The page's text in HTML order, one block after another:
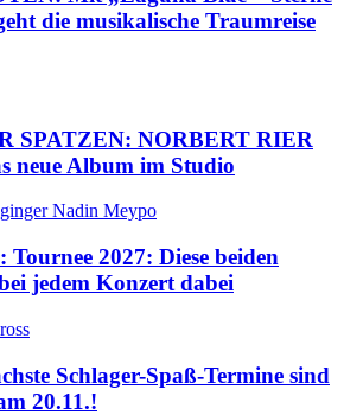
die musikalische Traumreise
SPATZEN: NORBERT RIER
neue Album im Studio
2027: Diese beiden
jedem Konzert dabei
Schlager-Spaß-Termine sind
20.11.!